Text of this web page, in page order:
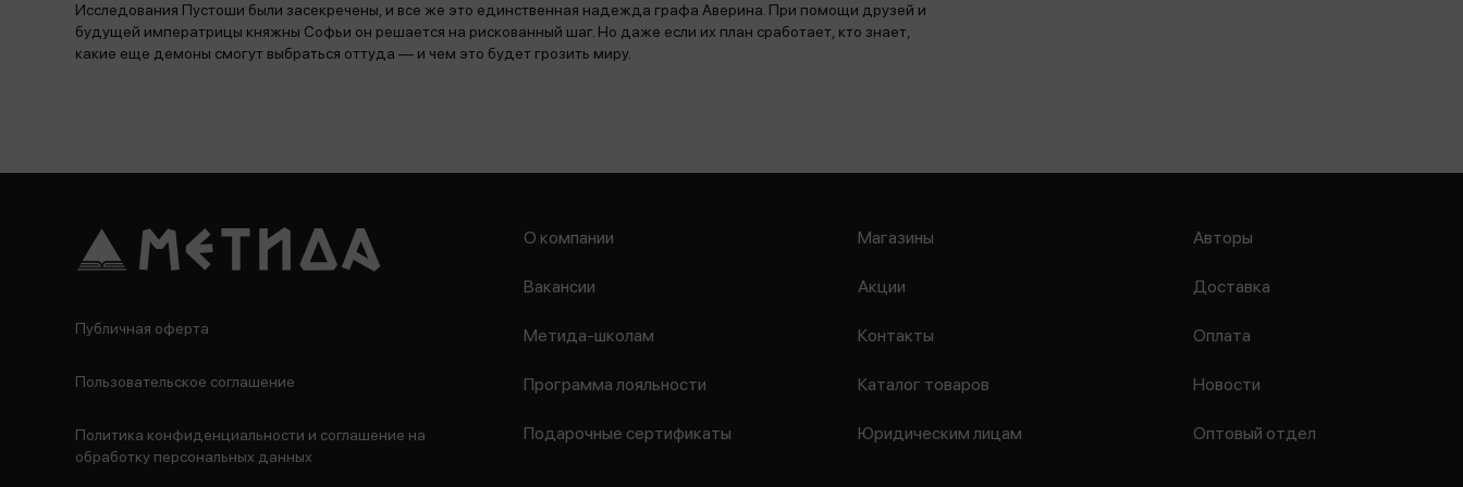
Исследования Пустоши были засекречены, и все же это единственная надежда графа Аверина. При помощи друзей и
будущей императрицы княжны Софьи он решается на рискованный шаг. Но даже если их план сработает, кто знает,
какие еще демоны смогут выбраться оттуда — и чем это будет грозить миру.
О компании
Вакансии
Метида-школам
Программа лояльности
Подарочные сертификаты
Магазины
Акции
Контакты
Каталог товаров
Юридическим лицам
Авторы
Доставка
Оплата
Новости
Оптовый отдел
Публичная оферта
Пользовательское соглашение
Политика конфиденциальности и соглашение на
обработку персональных данных